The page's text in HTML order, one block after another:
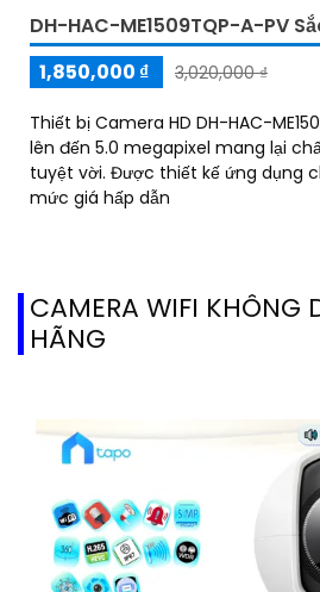
DH-HAC-ME1509TQP-A-PV
1,850,000 ₫
3,020,000 ₫
Thiết bị Camera HD DH-HAC-
lên đến 5.0 megapixel mang lại
tuyệt vời. Được thiết kế ứng dụng cho công trình với
mức giá hấp dẫn
CAMERA WIFI KHÔNG
HÃNG